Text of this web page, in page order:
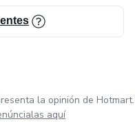
la opinión de Hotmart.
aquí